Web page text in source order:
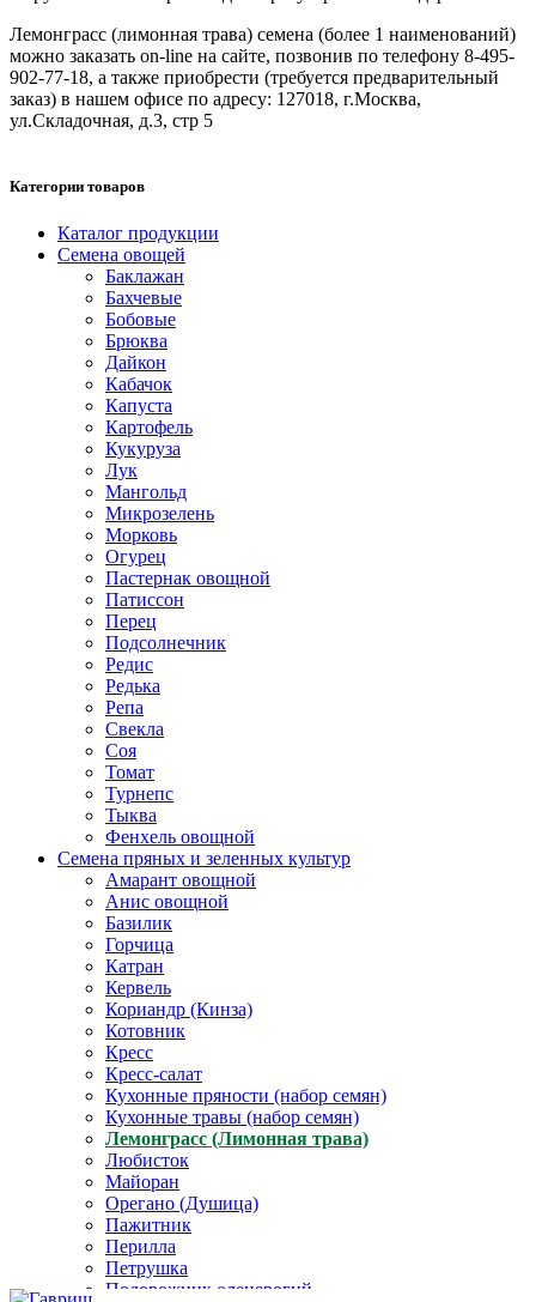
Лемонграсс (лимонная трава) семена (более 1 наименований)
можно заказать on-line на сайте, позвонив по телефону 8-495-
902-77-18, а также приобрести (требуется предварительный
заказ) в нашем офисе по адресу: 127018, г.Москва,
ул.Складочная, д.3, стр 5
Категории товаров
Каталог продукции
Семена овощей
Баклажан
Бахчевые
Бобовые
Брюква
Дайкон
Кабачок
Капуста
Картофель
Кукуруза
Лук
Мангольд
Микрозелень
Морковь
Огурец
Пастернак овощной
Патиссон
Перец
Подсолнечник
Редис
Редька
Репа
Свекла
Соя
Томат
Турнепс
Тыква
Фенхель овощной
Семена пряных и зеленных культур
Амарант овощной
Анис овощной
Базилик
Горчица
Катран
Кервель
Кориандр (Кинза)
Котовник
Кресс
Кресс-салат
Кухонные пряности (набор семян)
Кухонные травы (набор семян)
Лемонграсс (Лимонная трава)
Любисток
Майоран
Орегано (Душица)
Пажитник
Перилла
Петрушка
Подорожник оленерогий